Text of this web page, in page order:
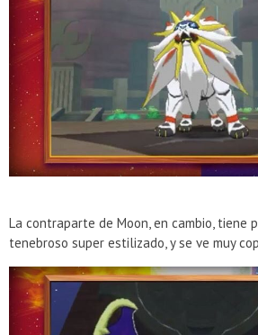
La contraparte de Moon, en cambio, tiene
tenebroso super estilizado, y se ve muy